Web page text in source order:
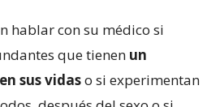
hablar con su médico si
que tienen un
sus vidaso si experimentan